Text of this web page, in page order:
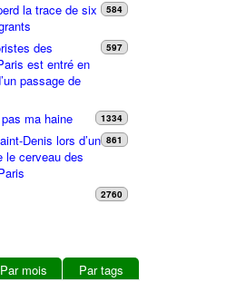
la trace de six
584
des
est entré en
passage de
597
ma haine 1334
Denis lors d’un
le cerveau des
861
2760
Par mois Par tags